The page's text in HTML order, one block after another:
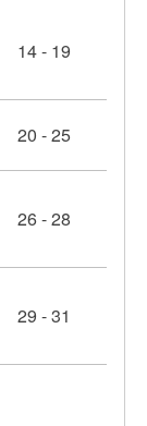
14 - 19
20 - 25
26 - 28
29 - 31